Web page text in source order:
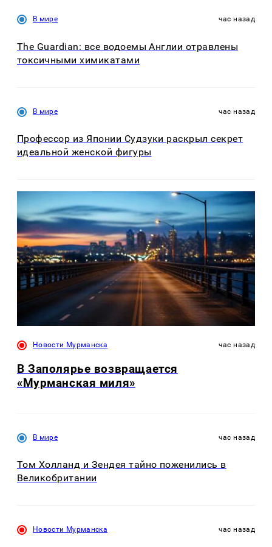
В мире час назад
The Guardian: все водоемы Англии отравлены
токсичными химикатами
В мире час назад
Профессор из Японии Судзуки раскрыл секрет
идеальной женской фигуры
Новости Мурманска час назад
В Заполярье возвращается
«Мурманская миля»
В мире час назад
Том Холланд и Зендея тайно поженились в
Великобритании
Новости Мурманска час назад